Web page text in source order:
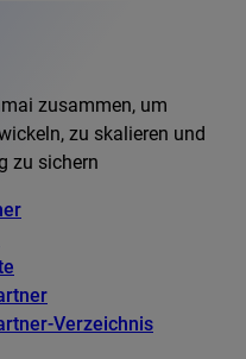
zusammen, um
zu skalieren und
zu sichern
Verzeichnis